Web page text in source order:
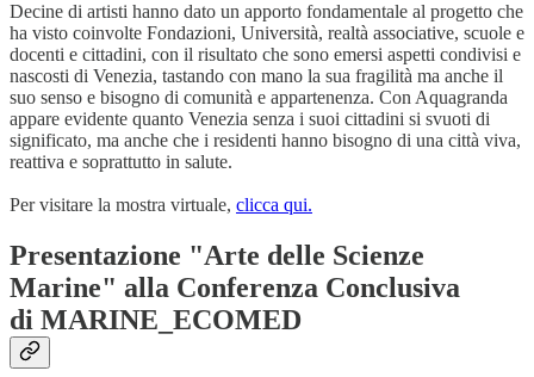
Decine di artisti hanno dato un apporto fondamentale al progetto che
ha visto coinvolte Fondazioni, Università, realtà associative, scuole e
docenti e cittadini, con il risultato che sono emersi aspetti condivisi e
nascosti di Venezia, tastando con mano la sua fragilità ma anche il
suo senso e bisogno di comunità e appartenenza. Con Aquagranda
appare evidente quanto Venezia senza i suoi cittadini si svuoti di
significato, ma anche che i residenti hanno bisogno di una città viva,
reattiva e soprattutto in salute.
Per visitare la mostra virtuale, clicca qui.
Presentazione "Arte delle Scienze
Marine" alla Conferenza Conclusiva
di MARINE_ECOMED